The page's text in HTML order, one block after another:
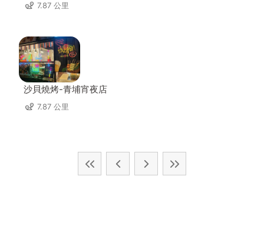
7.87 公里
沙貝燒烤-青埔宵夜店
7.87 公里